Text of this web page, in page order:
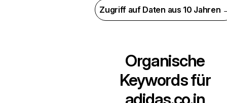
Zugriff auf Daten aus 10 Jahren
Organische
Keywords für